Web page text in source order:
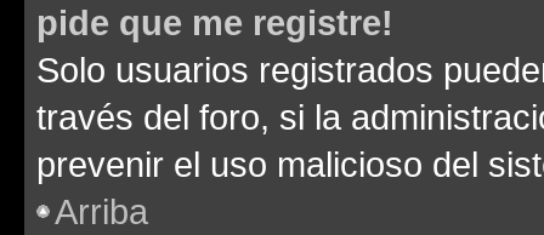
pide que me registre!
Solo usuarios registrados
través del foro, si la
prevenir el uso malicioso del
Arriba